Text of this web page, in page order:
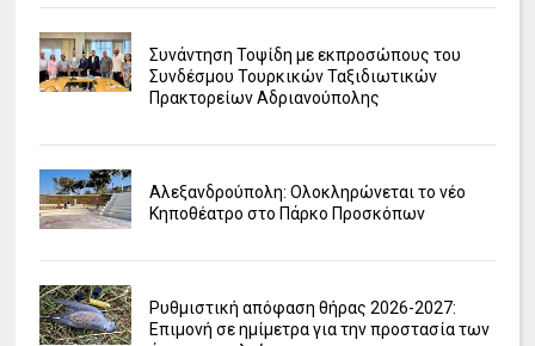
Συνάντηση Τοψίδη με εκπροσώπους του
Συνδέσμου Τουρκικών Ταξιδιωτικών
Πρακτορείων Αδριανούπολης
Αλεξανδρούπολη: Ολοκληρώνεται το νέο
Κηποθέατρο στο Πάρκο Προσκόπων
Ρυθμιστική απόφαση θήρας 2026-2027:
Επιμονή σε ημίμετρα για την προστασία των